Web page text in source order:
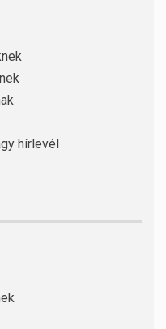
hírlevél